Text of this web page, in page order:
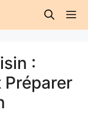
: